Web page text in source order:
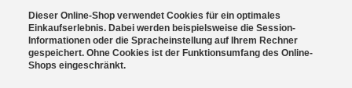
Newsletter
Dieser Online-Shop verwendet Cookies für ein optimales
Einkaufserlebnis. Dabei werden beispielsweise die Session-
Informationen oder die Spracheinstellung auf Ihrem Rechner
gespeichert. Ohne Cookies ist der Funktionsumfang des Online-
Shops eingeschränkt.